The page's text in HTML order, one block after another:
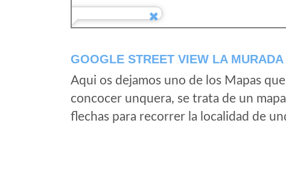
GOOGLE STREET VIEW LA
Aqui os dejamos uno de los Mapas
concocer unquera, se trata de un
flechas para recorrer la localidad de